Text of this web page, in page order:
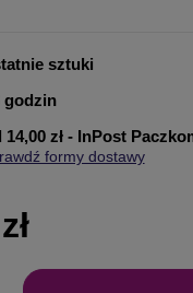
sztuki
godzin
14,00 zł - InPost
formy dostawy